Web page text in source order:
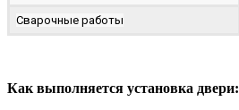
Сварочные работы
Как выполняется установка двери: